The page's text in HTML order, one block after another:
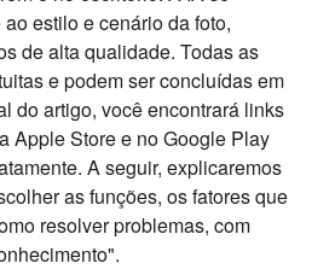
estilo e cenário da foto,
de alta qualidade. Todas as
e podem ser concluídas em
do artigo, você encontrará links
Apple Store e no Google Play
A seguir, explicaremos
as funções, os fatores que
resolver problemas, com